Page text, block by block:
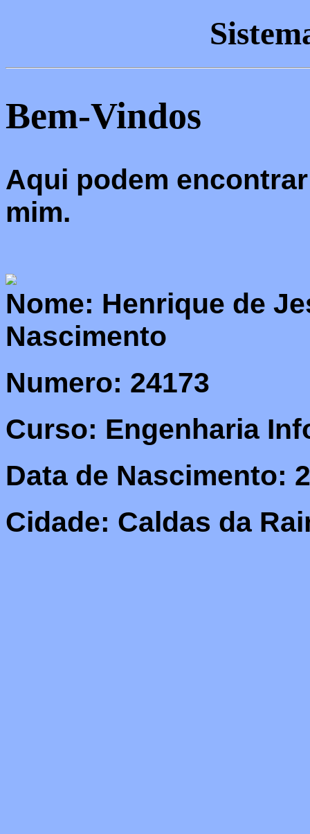
Bem-Vindos
Aqui podem
mim.
Nome: Henrique de
Nascimento
Numero: 24173
Curso: Engenharia
Data de Nascimento:
Cidade: Caldas da